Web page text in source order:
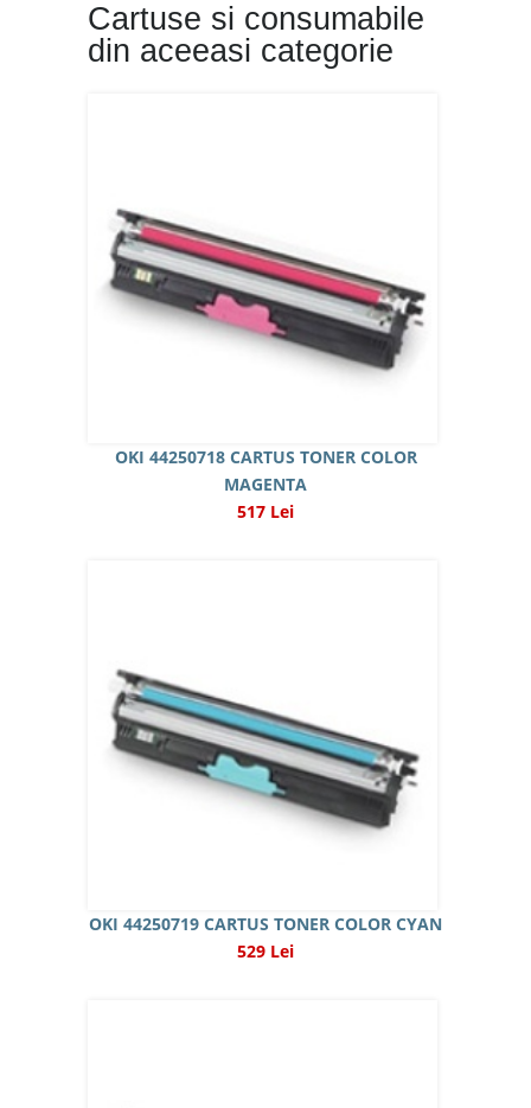
Cartuse si consumabile
din aceeasi categorie
OKI 44250718 CARTUS TONER COLOR
MAGENTA
517 Lei
OKI 44250719 CARTUS TONER COLOR CYAN
529 Lei